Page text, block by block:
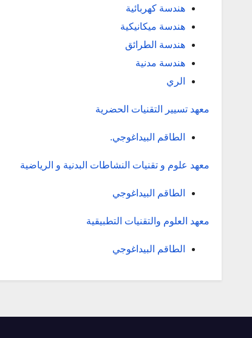
هندسة كهربائية
هندسة ميكانيكية
هندسة الطرائق
هندسة مدنية
الري
معهد تسيير التقنيات الحضرية
الطاقم البيداغوجي.
معهد علوم و تقنيات النشاطات البدنية و الرياضية
الطاقم البيداغوجي
معهد العلوم والتقنيات التطبيقية
الطاقم البيداغوجي